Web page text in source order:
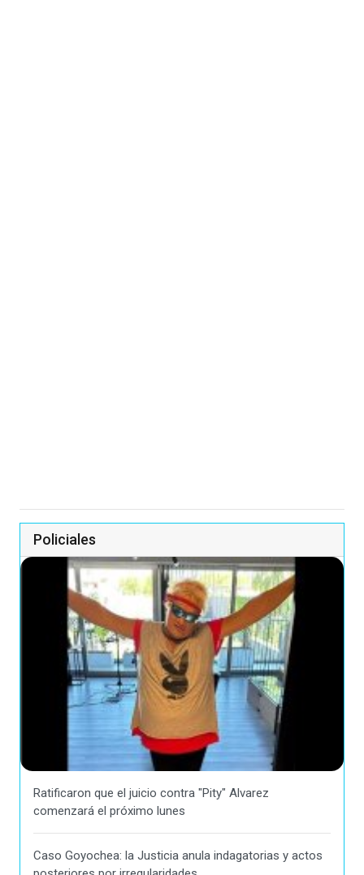
Policiales
Ratificaron que el juicio contra "Pity" Alvarez
comenzará el próximo lunes
Caso Goyochea: la Justicia anula indagatorias y actos